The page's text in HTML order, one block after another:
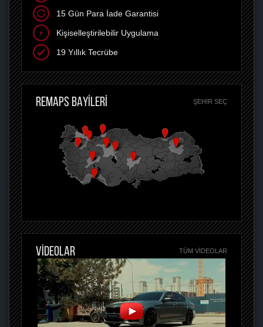
15 Gün Para İade Garantisi
Kişiselleştirilebilir Uygulama
19 Yıllık Tecrübe
REMAPS BAYİLERİ ŞEHIR SEÇ
VİDEOLAR TÜM VIDEOLAR